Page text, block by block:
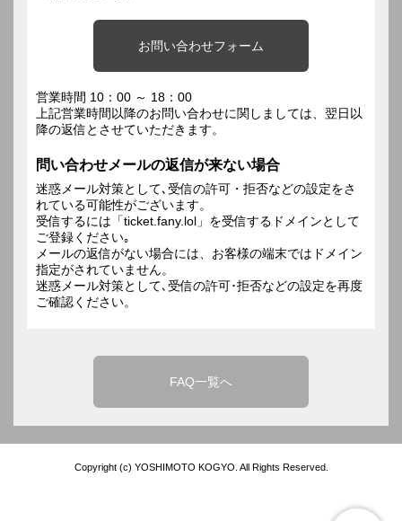
お問い合わせフォーム
営業時間 10：00 ～ 18：00
上記営業時間以降のお問い合わせに関しましては、翌日以
降の返信とさせていただきます。
問い合わせメールの返信が来ない場合
迷惑メール対策として､受信の許可・拒否などの設定をさ
れている可能性がございます。
受信するには「ticket.fany.lol」を受信するドメインとして
ご登録ください｡
メールの返信がない場合には、お客様の端末ではドメイン
指定がされていません。
迷惑メール対策として､受信の許可･拒否などの設定を再度
ご確認ください。
FAQ一覧へ
Copyright (c) YOSHIMOTO KOGYO. All Rights Reserved.